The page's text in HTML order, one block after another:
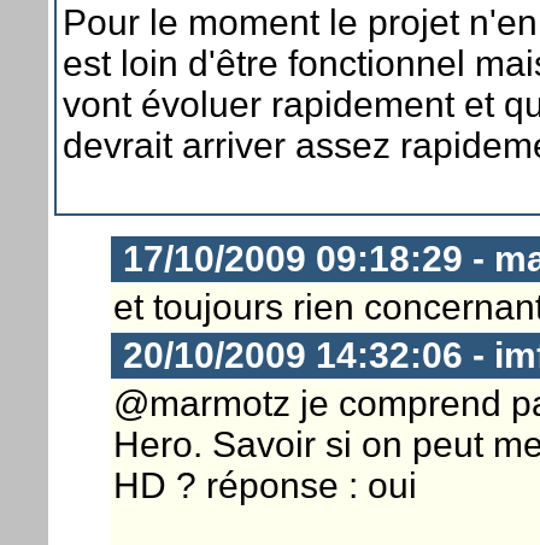
Pour le moment le projet
est loin d'être fonctionnel
vont évoluer rapidement et
devrait arriver assez
17/10/2009 09:18:29 -
et toujours rien
20/10/2009 14:32:06 -
@marmotz je comprend
Hero. Savoir si on peut
HD ? réponse : oui